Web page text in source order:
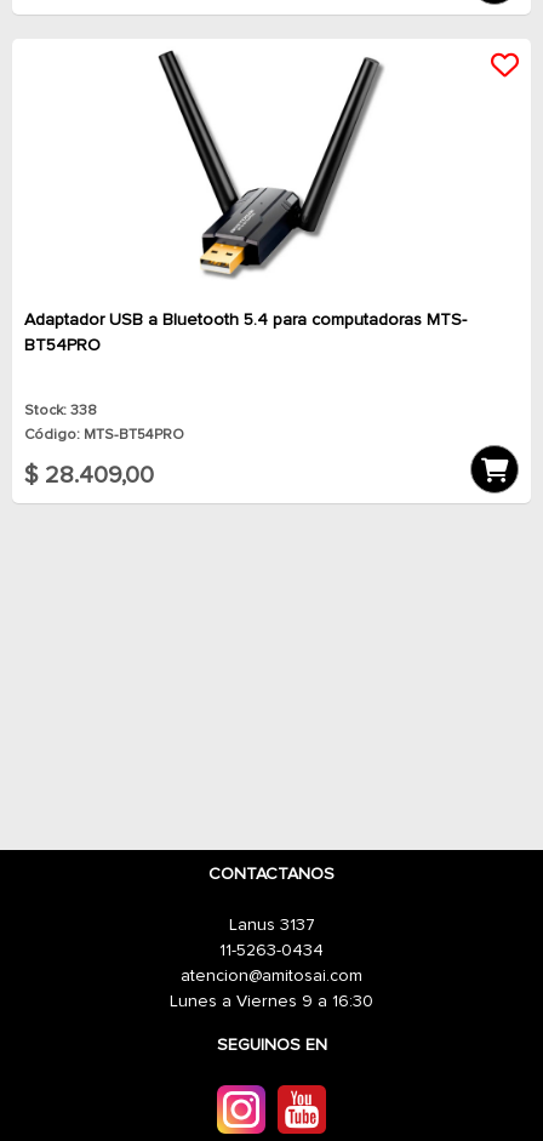
Adaptador USB a Bluetooth 5.4 para computadoras MTS-
BT54PRO
Stock: 338
Código: MTS-BT54PRO
$ 28.409,00
CONTACTANOS
Lanus 3137
11-5263-0434
atencion@amitosai.com
Lunes a Viernes 9 a 16:30
SEGUINOS EN